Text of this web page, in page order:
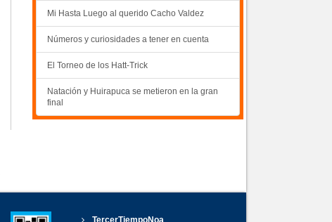
Mi Hasta Luego al querido Cacho Valdez
Números y curiosidades a tener en cuenta
El Torneo de los Hatt-Trick
Natación y Huirapuca se metieron en la gran
final
TercerTiempoNoa